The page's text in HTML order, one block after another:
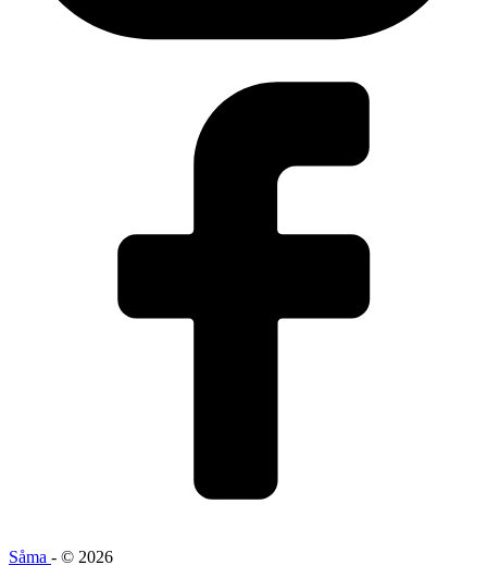
Såma - © 2026